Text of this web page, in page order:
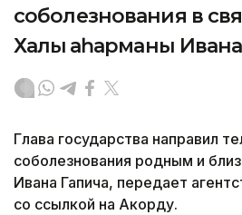
соболезнования в
Халық қаһарманы
Глава государства направил
соболезнования родным и
Ивана Гапича, передает
со ссылкой на Акорду.